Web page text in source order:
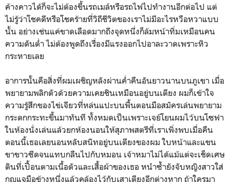
ค้างคาวได้ก็จะไม่ต้องขึ้นรถเมล์หรือรถไฟไปทำงานอีกต่อไป แต่
ไม่รู้ว่าโชคดีหรือโชคร้ายที่วิถีชีวิตของเราไม่มีอะไรหวือหวาแบบ
นั้น อย่างเช่นแค่ขาดเลือดมากถึงจุดหนึ่งก็ล้มหน้าทิ่มเหมือนคน
ความดันต่ำ ไม่ต้องพูดถึงเรื่องมีแรงออกไปอาละวาดเพราะหิว
กระหายเลย
อาการนั้นคือสิ่งที่ผมเผชิญหลังผ่านค่ำคืนอันยาวนานบนภูเขา เมื่อ
พยายามพลิกตัวด้วยความเคยชินเหมือนอยู่บนเตียง ผมก็เข้าใจ
ความรู้สึกของไข่เจียวที่หล่นแปะบนพื้นตอนมือสมัครเล่นพยายาม
กระดกกระทะขึ้นมาทันที ทั้งหมดเป็นเพราะเจย์โยนผมไว้บนโซฟา
ในห้องนั่งเล่นแล้วยกห้องนอนให้สุภาพสตรีที่เราเพิ่งพบเมื่อคืน
ตอนนี้เธอเลยนอนหลับสนิทอยู่บนเตียงของผม ใบหน้าและแขน
ขาขาวซีดจนแทบกลืนไปกับหมอน เจ้าหมาไม่ได้แม้แต่จะเช็ดเศษ
ดินที่เปื้อนตามเนื้อตัวและเสื้อผ้าของเธอ หนำซ้ำยังจับหญิงสาวใส่
กุญแจมือข้างหนึ่งแล้วคล้องไว้กับเสาเตียงอีกต่างหาก ถ้าใครมา